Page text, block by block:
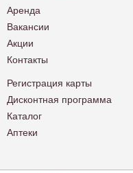
Аренда
Вакансии
Акции
Контакты
Регистрация карты
Дисконтная программа
Каталог
Аптеки